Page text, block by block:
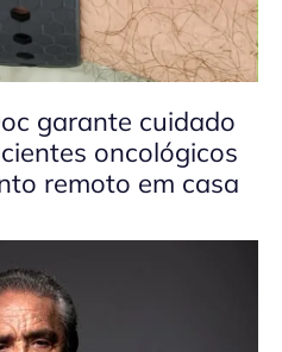
garante cuidado
oncológicos
remoto em casa